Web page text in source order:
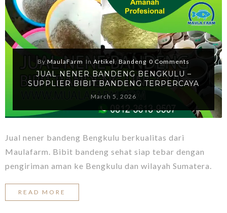
ByMaulaFarm In Artikel, Bandeng 0 Comments
JUAL NENER BANDENG BENGKULU –
SUPPLIER BIBIT BANDENG TERPERCAYA
March 5, 2026
Jual nener bandeng Bengkulu berkualitas dari
Maulafarm. Bibit bandeng sehat siap tebar dengan
pengiriman aman ke Bengkulu dan wilayah Sumatera.
READ MORE